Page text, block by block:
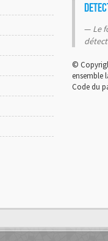
Le
©
ensemble
Code du